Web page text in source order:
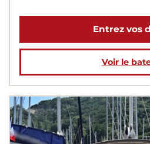
Entrez vos
Voir le